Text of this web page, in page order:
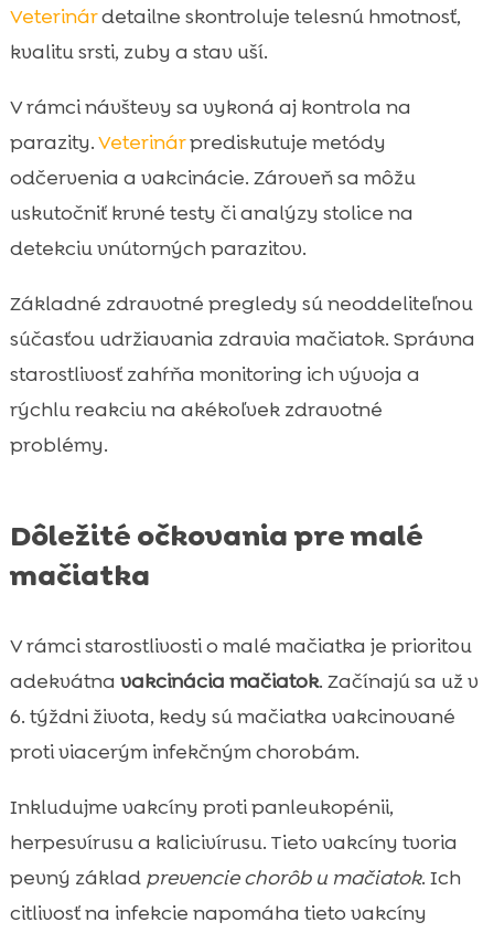
Veterinárdetailne skontroluje telesnú hmotnosť,
kvalitu srsti, zuby a stav uší.
V rámci návštevy sa vykoná aj kontrola na
parazity.Veterinárprediskutuje metódy
odčervenia a vakcinácie. Zároveň sa môžu
uskutočniť krvné testy či analýzy stolice na
detekciu vnútorných parazitov.
Základné zdravotné pregle­dy sú neoddeliteľnou
súčasťou udržiavania zdravia mačiatok. Správna
starostlivosť zahŕňa monitoring ich vývoja a
rýchlu reakciu na akékoľvek zdravotné
problémy.
Dôležité očkovania pre malé
mačiatka
V rámci starostlivosti o malé mačiatka je prioritou
adekvátna vakcinácia mačiatok. Začínajú sa už v
6. týždni života, kedy sú mačiatka vakcinované
proti viacerým infekčným chorobám.
Inkludujme vakcíny proti panleukopénii,
herpesvírusu a kalicivírusu. Tieto vakcíny tvoria
pevný základ prevencie chorôb u mačiatok. Ich
citlivosť na infekcie napomáha tieto vakcíny